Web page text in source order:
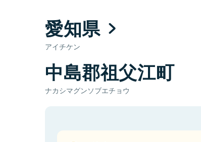
愛知県
アイチケン
中島郡祖父江町
ナカシマグンソブエチョウ